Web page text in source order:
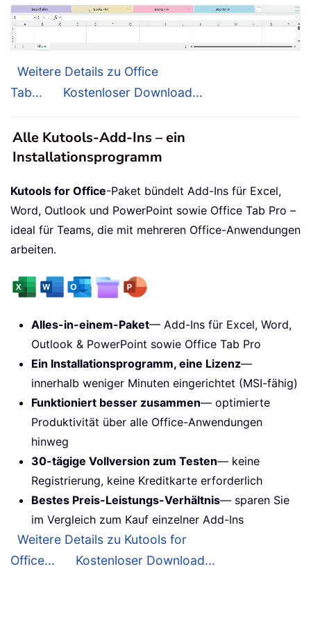
Weitere Details zu Office
Tab...
Kostenloser Download...
Alle Kutools-Add-Ins – ein
Installationsprogramm
Kutools for Office-Paket bündelt Add-Ins für Excel,
Word, Outlook und PowerPoint sowie Office Tab Pro –
ideal für Teams, die mit mehreren Office-Anwendungen
arbeiten.
Alles-in-einem-Paket— Add-Ins für Excel, Word,
Outlook & PowerPoint sowie Office Tab Pro
Ein Installationsprogramm, eine Lizenz—
innerhalb weniger Minuten eingerichtet (MSI-fähig)
Funktioniert besser zusammen— optimierte
Produktivität über alle Office-Anwendungen
hinweg
30-tägige Vollversion zum Testen— keine
Registrierung, keine Kreditkarte erforderlich
Bestes Preis-Leistungs-Verhältnis— sparen Sie
im Vergleich zum Kauf einzelner Add-Ins
Weitere Details zu Kutools for
Office...
Kostenloser Download...